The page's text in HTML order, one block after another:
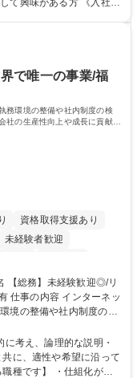
がある方 《入社実
で唯一の事業/福
務環境の整備や社内制度の検
の生産性向上や成長に貢献し
資格取得支援あり
未経験者歓迎
土日祝休み 服装自由
境の整備や社内制度の検
接的に会社の生産性向上
ンスや維持管理に加え、
全体を巻き込み課題解決
考え、論理的な説明・
に、適性や希望に沿って